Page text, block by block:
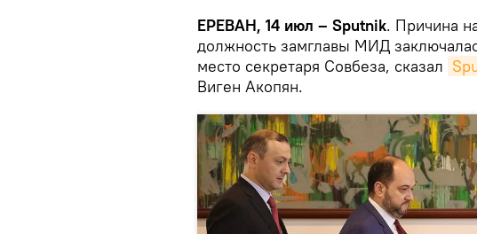
ЕРЕВАН, 14 июл – Sputnik. Причина
должность замглавы МИД
место секретаря Совбеза, сказал
Виген Акопян.